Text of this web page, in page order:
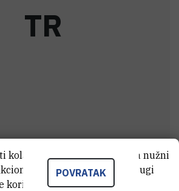
TR
POVRATAK
kolačiće. Neki od tih kolačića nužni
stranice, dok se drugi
korištenja stranice radi